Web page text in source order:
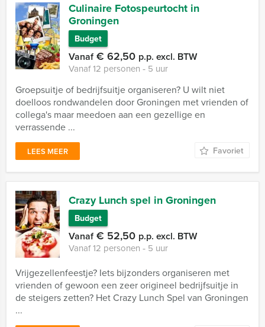
Culinaire Fotospeurtocht in
Groningen
Budget
Vanaf€ 62,50 p.p. excl. BTW
Vanaf 12 personen ‐ 5 uur
Groepsuitje of bedrijfsuitje organiseren? U wilt niet
doelloos rondwandelen door Groningen met vrienden of
collega's maar meedoen aan een gezellige en
verrassende ...
LEES MEER Favoriet
Crazy Lunch spel in Groningen
Budget
Vanaf€ 52,50 p.p. excl. BTW
Vanaf 12 personen ‐ 5 uur
Vrijgezellenfeestje? Iets bijzonders organiseren met
vrienden of gewoon een zeer origineel bedrijfsuitje in
de steigers zetten? Het Crazy Lunch Spel van Groningen
...